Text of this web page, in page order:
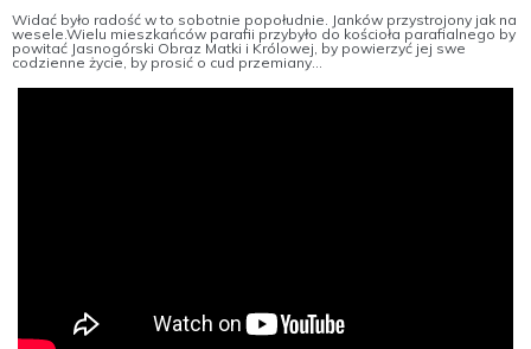
Widać było radość w to sobotnie popołudnie. Janków przystrojony jak na
wesele.Wielu mieszkańców parafii przybyło do kościoła parafialnego by
powitać Jasnogórski Obraz Matki i Królowej, by powierzyć jej swe
codzienne życie, by prosić o cud przemiany...